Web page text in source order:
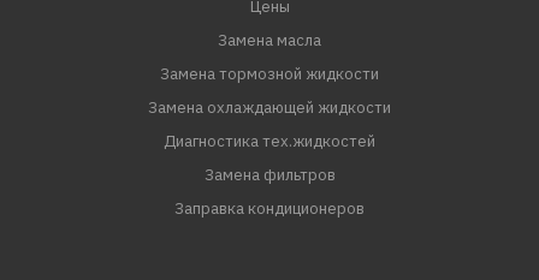
Цены
Замена масла
Замена тормозной жидкости
Замена охлаждающей жидкости
Диагностика тех.жидкостей
Замена фильтров
Заправка кондиционеров